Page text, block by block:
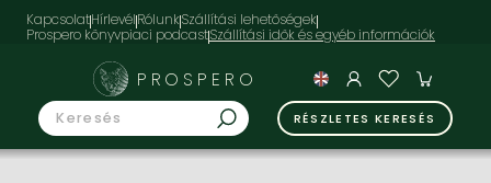
KapcsolatHírlevélRólunkSzállítási lehetőségek
Prospero könyvpiaci podcast
PROSPERO
RÉSZLETES KERESÉS